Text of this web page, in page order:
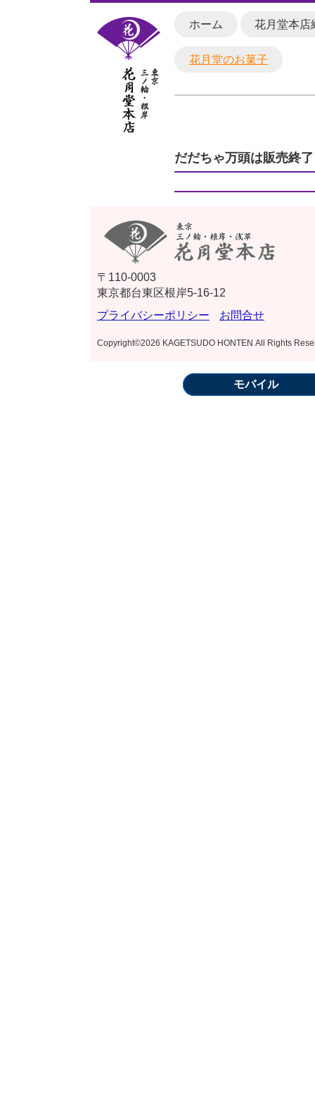
ホーム 花月堂本店
花月堂のお菓子
だだちゃ万頭は販売終
〒110-0003
東京都台東区根岸5-16-12
プライバシーポリシー
お問合せ
Copyright©2026 KAGETSUDO HONTEN All Rights
モバイル